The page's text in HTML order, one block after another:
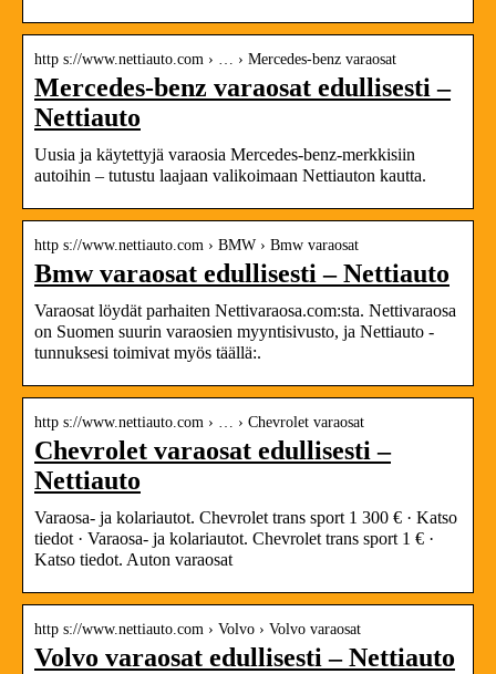
http s://www.nettiauto.com › … › Mercedes-benz varaosat
Mercedes-benz varaosat edullisesti –
Nettiauto
Uusia ja käytettyjä varaosia Mercedes-benz-merkkisiin
autoihin – tutustu laajaan valikoimaan Nettiauton kautta.
http s://www.nettiauto.com › BMW › Bmw varaosat
Bmw varaosat edullisesti – Nettiauto
Varaosat löydät parhaiten Nettivaraosa.com:sta. Nettivaraosa
on Suomen suurin varaosien myyntisivusto, ja Nettiauto -
tunnuksesi toimivat myös täällä:.
http s://www.nettiauto.com › … › Chevrolet varaosat
Chevrolet varaosat edullisesti –
Nettiauto
Varaosa- ja kolariautot. Chevrolet trans sport 1 300 € · Katso
tiedot · Varaosa- ja kolariautot. Chevrolet trans sport 1 € ·
Katso tiedot. Auton varaosat
http s://www.nettiauto.com › Volvo › Volvo varaosat
Volvo varaosat edullisesti – Nettiauto